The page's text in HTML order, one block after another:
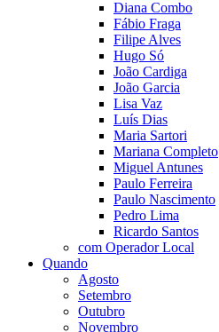
Diana Combo
Fábio Fraga
Filipe Alves
Hugo Só
João Cardiga
João Garcia
Lisa Vaz
Luís Dias
Maria Sartori
Mariana Completo
Miguel Antunes
Paulo Ferreira
Paulo Nascimento
Pedro Lima
Ricardo Santos
com Operador Local
Quando
Agosto
Setembro
Outubro
Novembro